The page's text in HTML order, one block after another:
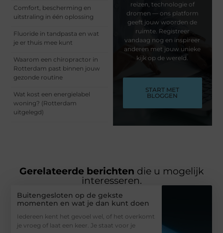
Comfort, bescherming en
uitstraling in één oplossing
Fluoride in tandpasta en wat
je er thuis mee kunt
Waarom een chiropractor in
Rotterdam past binnen jouw
gezonde routine
Wat kost een energielabel
woning? (Rotterdam
uitgelegd)
reizen, technologie of
dromen — ons platform
geeft jouw woorden de
ruimte. Registreer
vandaag nog en inspireer
anderen met jouw unieke
kijk op de wereld.
START MET
BLOGGEN
Gerelateerde berichten die u mogelijk
interesseren.
Buitengesloten op de gekste
momenten en wat je dan kunt doen
Iedereen kent het gevoel wel, of het overkomt
je vroeg of laat een keer. Je staat voor je